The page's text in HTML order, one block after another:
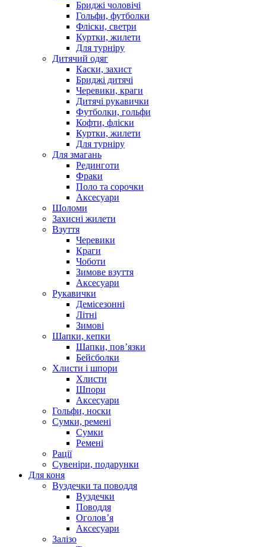
Бриджі чоловічі
Гольфи, футболки
Фліски, светри
Куртки, жилети
Для турніру
Дитячий одяг
Каски, захист
Бриджі дитячі
Черевики, краги
Дитячі рукавички
Футболки, гольфи
Кофти, фліски
Куртки, жилети
Для турніру
Для змагань
Рединготи
Фраки
Поло та сорочки
Аксесуари
Шоломи
Захисні жилети
Взуття
Черевики
Краги
Чоботи
Зимове взуття
Аксесуари
Рукавички
Демісезонні
Літні
Зимові
Шапки, кепки
Шапки, пов’язки
Бейсболки
Хлисти і шпори
Хлисти
Шпори
Аксесуари
Гольфи, носки
Сумки, ремені
Сумки
Ремені
Рації
Сувеніри, подарунки
Для коня
Вуздечки та поводдя
Вуздечки
Поводдя
Оголов’я
Аксесуари
Залізо